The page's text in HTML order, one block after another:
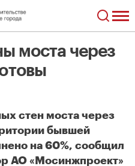
моста через
стен моста через
бывшей
на 60%, сообщил
АО «Мосинжпроект»